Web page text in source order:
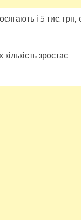
і 5 тис. грн,
зростає